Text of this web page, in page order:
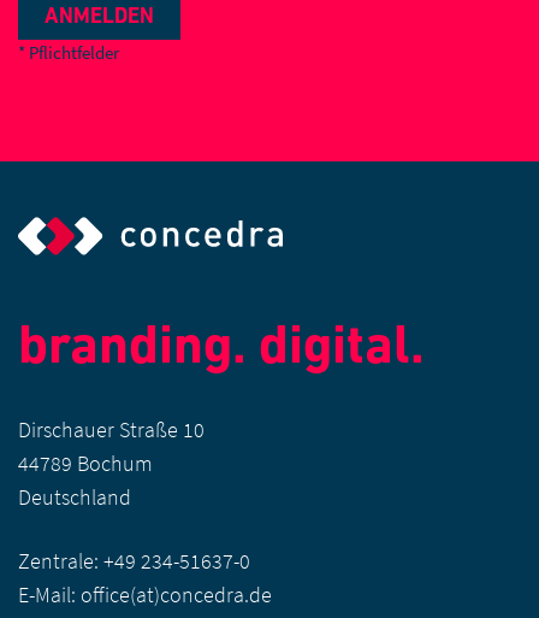
ANMELDEN
* Pflichtfelder
branding. digital.
Dirschauer Straße 10
44789 Bochum
Deutschland
Zentrale: +49 234-51637-0
E-Mail: office(at)concedra.de